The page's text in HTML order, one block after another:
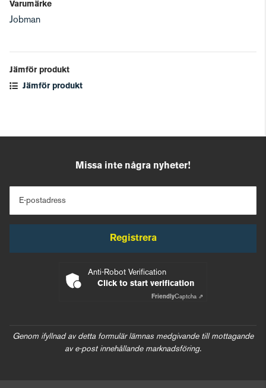
Varumärke
Jobman
Jämför produkt
Jämför produkt
Missa inte några nyheter!
E-postadress
Registrera
Anti-Robot Verification
Click to start verification
FriendlyCaptcha ⇗
Genom ifyllnad av detta formulär lämnas medgivande till mottagande
av e-post innehållande marknadsföring.